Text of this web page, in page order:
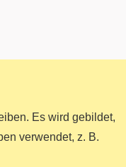
Es wird gebildet,
verwendet, z. B.